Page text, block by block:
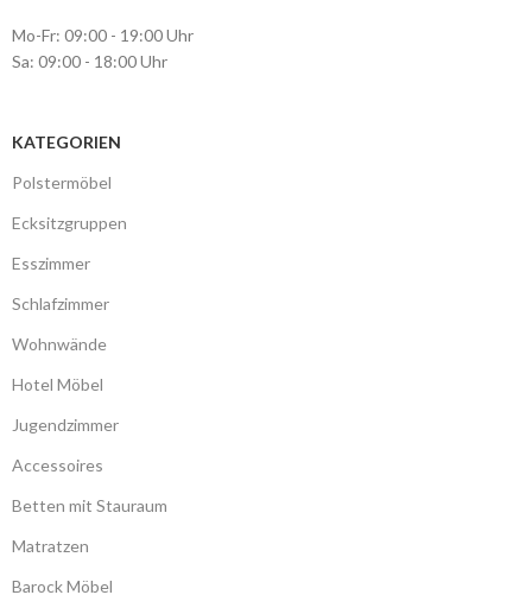
Mo-Fr: 09:00 - 19:00 Uhr
Sa: 09:00 - 18:00 Uhr
KATEGORIEN
Polstermöbel
Ecksitzgruppen
Esszimmer
Schlafzimmer
Wohnwände
Hotel Möbel
Jugendzimmer
Accessoires
Betten mit Stauraum
Matratzen
Barock Möbel